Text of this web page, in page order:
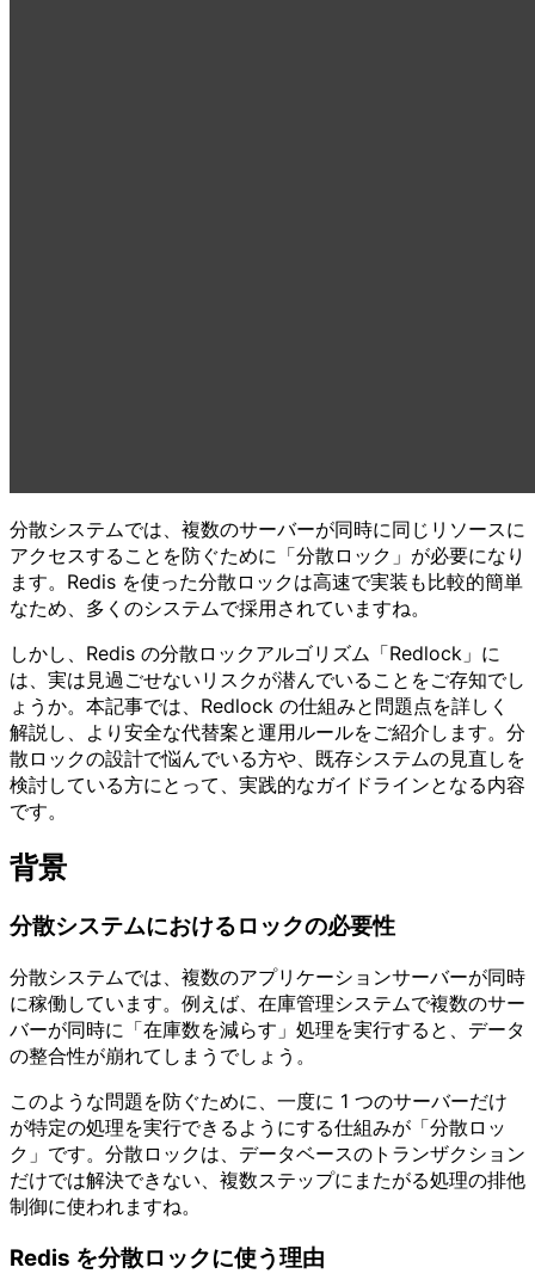
分散システムでは、複数のサーバーが同時に同じリソースに
アクセスすることを防ぐために「分散ロック」が必要になり
ます。Redis を使った分散ロックは高速で実装も比較的簡単
なため、多くのシステムで採用されていますね。
しかし、Redis の分散ロックアルゴリズム「Redlock」に
は、実は見過ごせないリスクが潜んでいることをご存知でし
ょうか。本記事では、Redlock の仕組みと問題点を詳しく
解説し、より安全な代替案と運用ルールをご紹介します。分
散ロックの設計で悩んでいる方や、既存システムの見直しを
検討している方にとって、実践的なガイドラインとなる内容
です。
背景
分散システムにおけるロックの必要性
分散システムでは、複数のアプリケーションサーバーが同時
に稼働しています。例えば、在庫管理システムで複数のサー
バーが同時に「在庫数を減らす」処理を実行すると、データ
の整合性が崩れてしまうでしょう。
このような問題を防ぐために、一度に 1 つのサーバーだけ
が特定の処理を実行できるようにする仕組みが「分散ロッ
ク」です。分散ロックは、データベースのトランザクション
だけでは解決できない、複数ステップにまたがる処理の排他
制御に使われますね。
Redis を分散ロックに使う理由